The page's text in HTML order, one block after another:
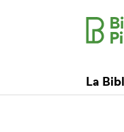
La